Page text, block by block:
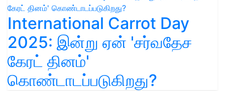
International Carrot Day
2025: இன்று ஏன் 'சர்வதேச
கேரட் தினம்'
கொண்டாடப்படுகிறது?